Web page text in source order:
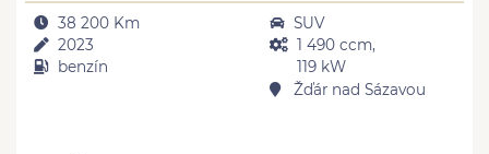
38 200 Km
2023
benzín
SUV
1 490 ccm,
119 kW
Žďár nad Sázavou